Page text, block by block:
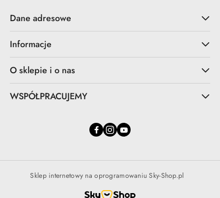
Dane adresowe
Informacje
O sklepie i o nas
WSPÓŁPRACUJEMY
Sklep internetowy na oprogramowaniu Sky-Shop.pl